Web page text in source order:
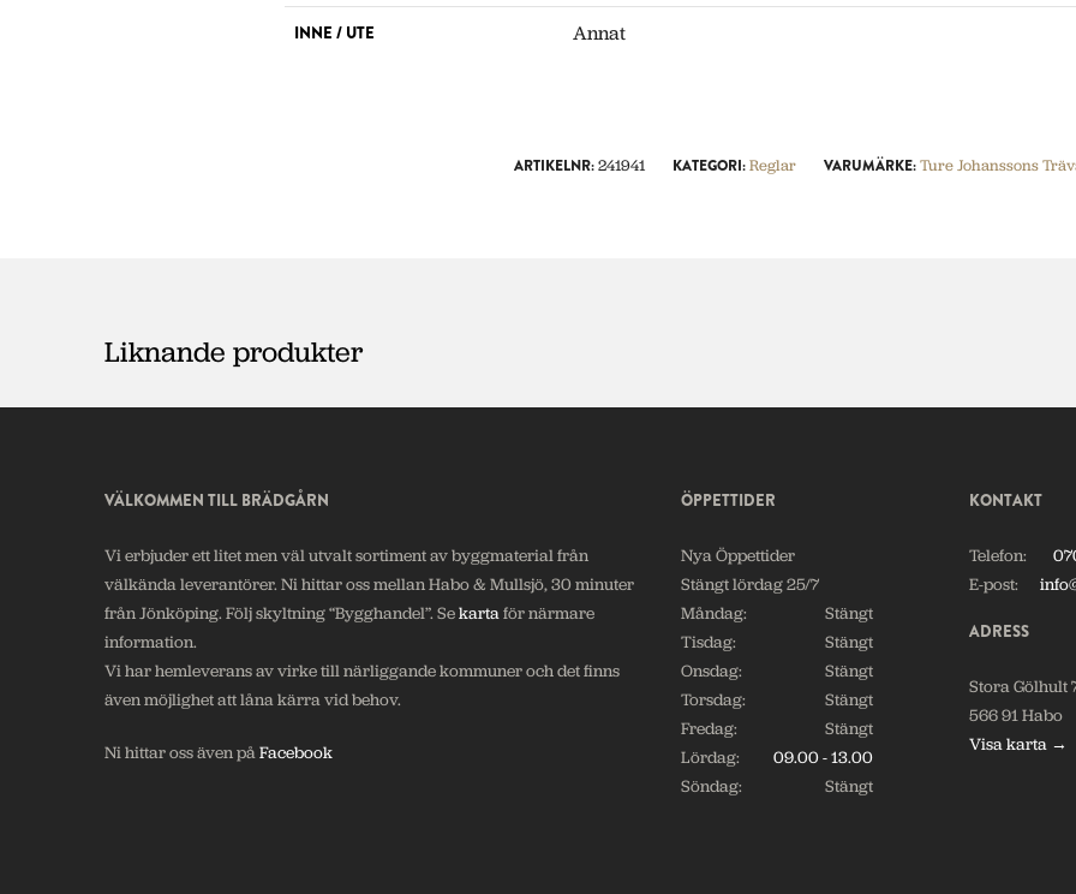
INNE / UTE Annat
ARTIKELNR:241941 KATEGORI:Reglar VARUMÄRKE:Ture Johanssons
Liknande produkter
VÄLKOMMEN TILL BRÄDGÅRN
Vi erbjuder ett litet men väl utvalt sortiment av byggmaterial från
välkända leverantörer. Ni hittar oss mellan Habo & Mullsjö, 30 minuter
från Jönköping. Följ skyltning “Bygghandel”. Sekartaför närmare
information.
Vi har hemleverans av virke till närliggande kommuner och det finns
även möjlighet att låna kärra vid behov.
Ni hittar oss även påFacebook
ÖPPETTIDER
Nya Öppettider
Stängt lördag 25/7
Måndag:
Stängt
Tisdag:
Stängt
Onsdag:
Stängt
Torsdag:
Stängt
Fredag:
Stängt
Lördag:
09.00 - 13.00
Söndag:
Stängt
KONTAKT
Telefon:
E-post:
ADRESS
Stora Gölhult
566 91 Habo
Visa karta →